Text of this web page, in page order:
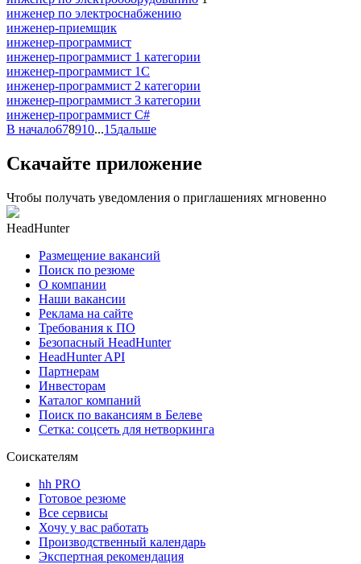
инженер по электроснабжению
инженер-приемщик
инженер-программист
инженер-программист 1 категории
инженер-программист 1С
инженер-программист 2 категории
инженер-программист 3 категории
инженер-программист C#
В начало678910...15дальше
Скачайте приложение
Чтобы получать уведомления о приглашениях мгновенно
HeadHunter
Размещение вакансий
Поиск по резюме
О компании
Наши вакансии
Реклама на сайте
Требования к ПО
Безопасный HeadHunter
HeadHunter API
Партнерам
Инвесторам
Каталог компаний
Поиск по вакансиям в Белеве
Сетка: соцсеть для нетворкинга
Соискателям
hh PRO
Готовое резюме
Все сервисы
Хочу у вас работать
Производственный календарь
Экспертная рекомендация